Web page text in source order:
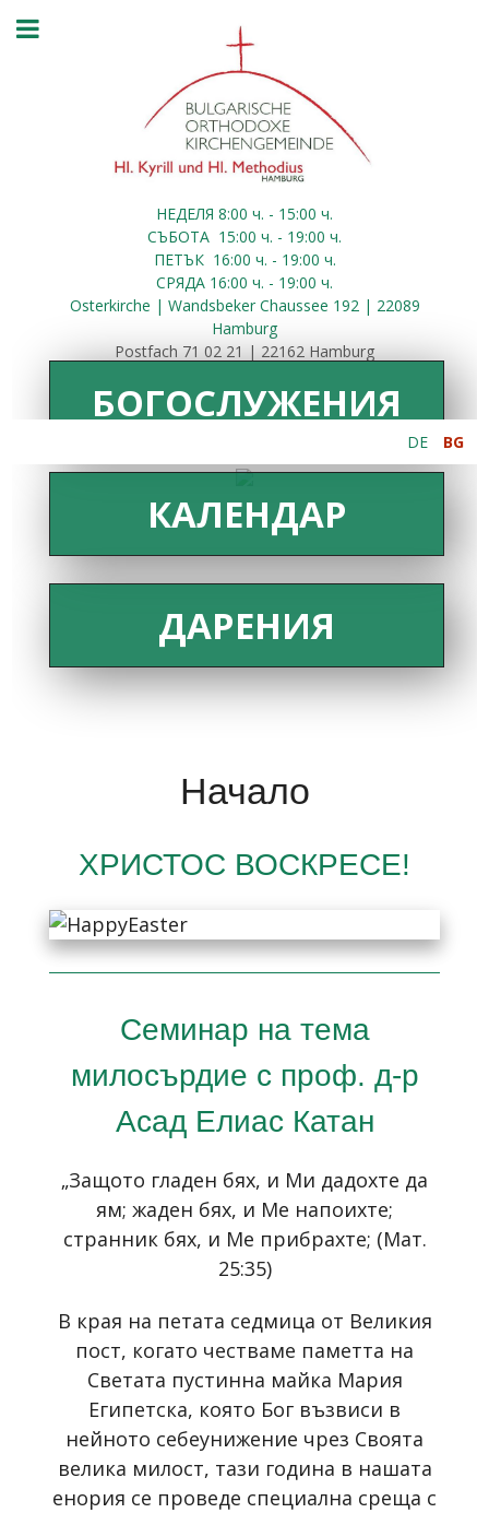
НЕДЕЛЯ 8:00 ч. - 15:00 ч.
СЪБОТА 15:00 ч. - 19:00 ч.
ПЕТЪК 16:00 ч. - 19:00 ч.
СРЯДА 16:00 ч. - 19:00 ч.
Osterkirche | Wandsbeker Chaussee 192 | 22089
Hamburg
Postfach 71 02 21 | 22162 Hamburg
DE BG
БОГОСЛУЖЕНИЯ
КАЛЕНДАР
ДАРЕНИЯ
Начало
ХРИСТОС ВОСКРЕСЕ!
Семинар на тема
милосърдие с проф. д-р
Асад Елиас Катан
„Защото гладен бях, и Ми дадохте да
ям; жаден бях, и Ме напоихте;
странник бях, и Ме прибрахте; (Мат.
25:35)
В края на петата седмица от Великия
пост, когато честваме паметта на
Светата пустинна майка Мария
Египетска, която Бог възвиси в
нейното себеунижение чрез Своята
велика милост, тази година в нашата
енория се проведе специална среща с